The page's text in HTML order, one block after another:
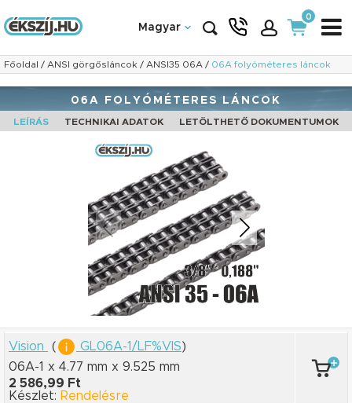
Magyar
0
Főoldal / ANSI görgősláncok / ANSI35 06A / 06A folyóméteres láncok
06A FOLYÓMÉTERES LÁNCOK
LEÍRÁS TECHNIKAI ADATOK LETÖLTHETŐ DOKUMENTUMOK
Vision ( GL06A-1/LF%VIS)
06A-1 x 4.77 mm x 9.525 mm
2 586,99 Ft
Készlet: Rendelésre